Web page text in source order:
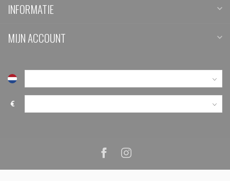
INFORMATIE
MIJN ACCOUNT
€